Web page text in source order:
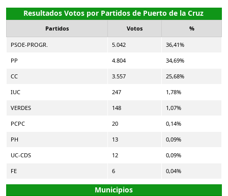
Resultados Votos por Partidos de Puerto de la Cruz
Partidos Votos %
PSOE-PROGR. 5.042 36,41%
PP 4.804 34,69%
CC 3.557 25,68%
IUC 247 1,78%
VERDES 148 1,07%
PCPC 20 0,14%
PH 13 0,09%
UC-CDS 12 0,09%
FE 6 0,04%
Municipios